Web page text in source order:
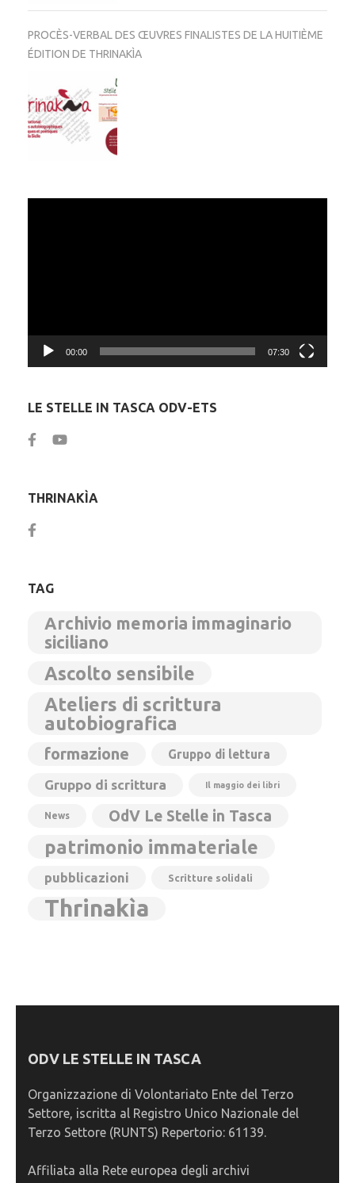
PROCÈS-VERBAL DES ŒUVRES FINALISTES DE LA HUITIÈME
ÉDITION DE THRINAKÌA
00:00 07:30
LE STELLE IN TASCA ODV-ETS
THRINAKÌA
TAG
Archivio memoria immaginario
siciliano
Ascolto sensibile
Ateliers di scrittura
autobiografica
formazione Gruppo di lettura
Gruppo di scrittura Il maggio dei libri
News OdV Le Stelle in Tasca
patrimonio immateriale
pubblicazioni Scritture solidali
Thrinakìa
ODV LE STELLE IN TASCA
Organizzazione di Volontariato Ente del Terzo
Settore, iscritta al Registro Unico Nazionale del
Terzo Settore (RUNTS) Repertorio: 61139.
Affiliata alla Rete europea degli archivi